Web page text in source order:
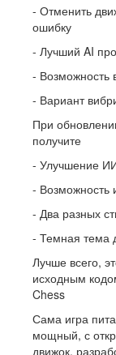
- Отменить
ошибку
- Лучший AI
- Возможность
- Вариант
При
получите
- Улучшение
- Возможность
- Два разных
- Темная тема
Лучше всего,
исходным
Chess
Сама игра
мощный, с
движок,